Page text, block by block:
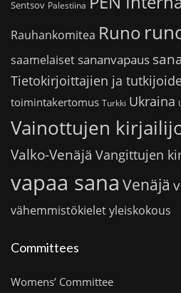
Sentsov Palestiina
Rauhankomitea Runo
saamelaiset sananvapaus
Tietokirjoittajien ja
toimintakertomus Turkki Ukraina
Vainottujen
Valko-Venäjä Vangittujen
vapaa sana Venäjä
vähemmistökieletyleiskokous
Committees
Womens’ Committee